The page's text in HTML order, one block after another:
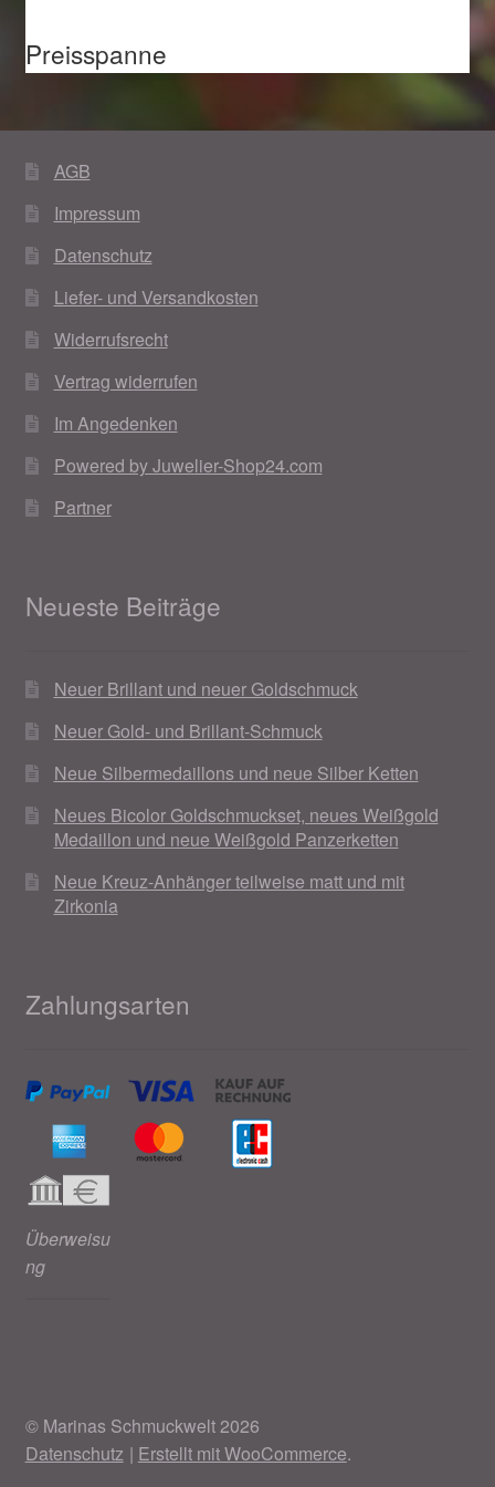
Preisspanne
AGB
Impressum
Datenschutz
Liefer- und Versandkosten
Widerrufsrecht
Vertrag widerrufen
Im Angedenken
Powered by Juwelier-Shop24.com
Partner
Neueste Beiträge
Neuer Brillant und neuer Goldschmuck
Neuer Gold- und Brillant-Schmuck
Neue Silbermedaillons und neue Silber Ketten
Neues Bicolor Goldschmuckset, neues Weißgold
Medaillon und neue Weißgold Panzerketten
Neue Kreuz-Anhänger teilweise matt und mit
Zirkonia
Zahlungsarten
Überweisu
ng
© Marinas Schmuckwelt 2026
Datenschutz
Erstellt mit WooCommerce.